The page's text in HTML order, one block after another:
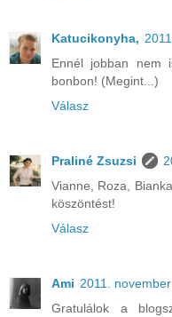
Katucikonyha,
Ennél jobban nem
bonbon! (Megint...)
Válasz
Praliné Zsuzsi
Vianne, Roza,
köszöntést!
Válasz
Ami 2011.
Gratulálok a